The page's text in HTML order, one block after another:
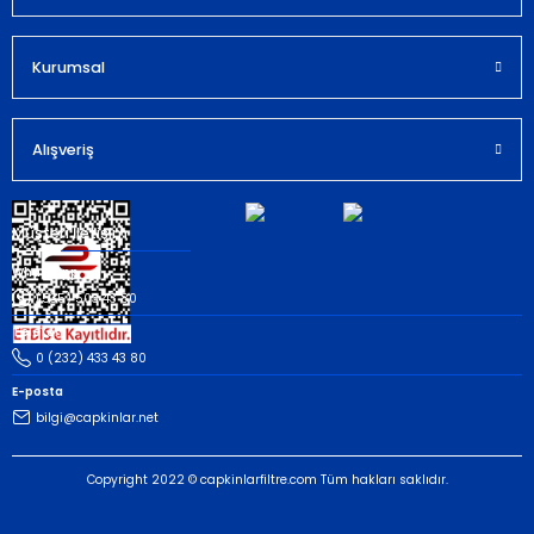
Kurumsal
Alışveriş
Müşteri İletişim
Whatsapp
(535) 503 43 80
Telefon
0 (232) 433 43 80
E-posta
bilgi@capkinlar.net
Copyright 2022 © capkinlarfiltre.com Tüm hakları saklıdır.